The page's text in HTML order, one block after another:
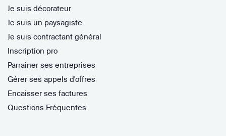
Je suis décorateur
Je suis un paysagiste
Je suis contractant général
Inscription pro
Parrainer ses entreprises
Gérer ses appels d'offres
Encaisser ses factures
Questions Fréquentes